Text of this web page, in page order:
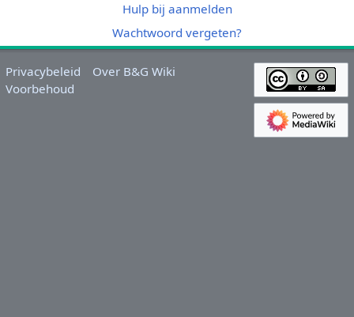
Hulp bij aanmelden
Wachtwoord vergeten?
Privacybeleid
Over B&G Wiki
Voorbehoud